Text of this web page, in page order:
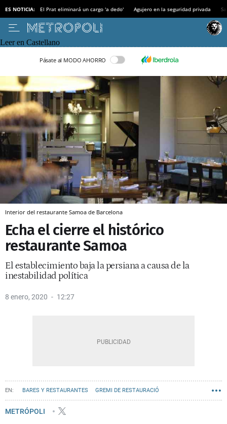
ES NOTICIA: El Prat eliminará un cargo 'a dedo' Agujero en la seguridad privada
Leer en Castellano
Pásate al MODO AHORRO
Interior del restaurante Samoa de Barcelona
Echa el cierre el histórico
restaurante Samoa
El establecimiento baja la persiana a causa de la
inestabilidad política
8 enero, 2020 12:27
BARES Y RESTAURANTES GREMI DE RESTAURACIÓ
PASEO DE GRÀCIA
METRÓPOLI